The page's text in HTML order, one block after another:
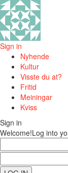
Sign in
Nyhende
Kultur
Visste du at?
Fritid
Meiningar
Kviss
Sign in
Welcome!Log into